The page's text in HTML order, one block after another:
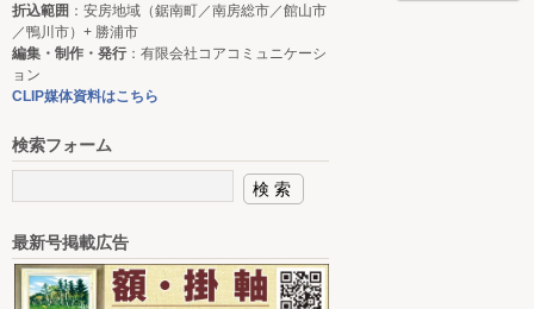
折込範囲 ：安房地域（鋸南町／南房総市／館山市
／鴨川市）+ 勝浦市
編集・制作・発行：有限会社コアコミュニケーシ
ョン
CLIP媒体資料はこちら
検索フォーム
最新号掲載広告